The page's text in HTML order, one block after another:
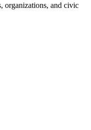
organizations, and civic